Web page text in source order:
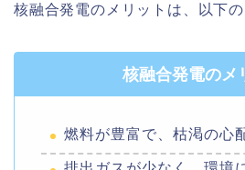
核融合発電のメリットは、以下の
核融合発電のメ
燃料が豊富で、枯渇の心